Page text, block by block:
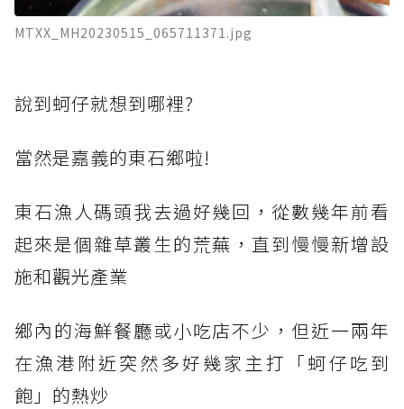
MTXX_MH20230515_065711371.jpg
說到蚵仔就想到哪裡?
當然是嘉義的東石鄉啦!
東石漁人碼頭我去過好幾回，從數幾年前看
起來是個雜草叢生的荒蕪，直到慢慢新增設
施和觀光產業
鄉內的海鮮餐廳或小吃店不少，但近一兩年
在漁港附近突然多好幾家主打「蚵仔吃到
飽」的熱炒